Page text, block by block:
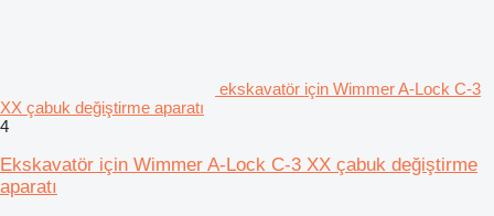
ekskavatör için Wimmer A-Lock C-3
XX çabuk değiştirme aparatı
4
Ekskavatör için Wimmer A-Lock C-3 XX çabuk değiştirme
aparatı